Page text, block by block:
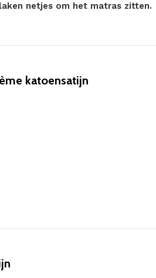
netjes om het matras zitten.
katoensatijn